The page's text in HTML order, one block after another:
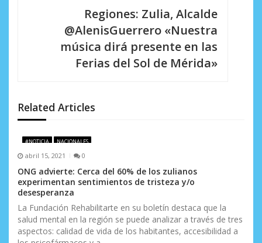
d
e
n
t
r
a
Regiones: Zulia, Alcalde
@AlenisGuerrero «Nuestra
música dirá presente en las
Ferias del Sol de Mérida»
Related Articles
#NOTICIA NACIONALES
abril 15, 2021 0
ONG advierte: Cerca del 60% de los zulianos
experimentan sentimientos de tristeza y/o
desesperanza
La Fundación Rehabilitarte en su boletín destaca que la
salud mental en la región se puede analizar a través de tres
aspectos: calidad de vida de los habitantes, accesibilidad a